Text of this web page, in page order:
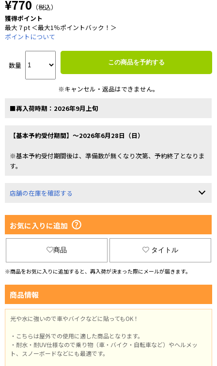
¥770 （税込）
獲得ポイント
最大 7 pt ＜最大1％ポイントバック！＞
ポイントについて
数量 この商品を予約する
※キャンセル・返品はできません。
■再入荷時期：2026年9月上旬
【基本予約受付期間】～2026年6月28日（日）
※基本予約受付期間後は、準備数が無くなり次第、予約終了となりま
す。
店舗の在庫を確認する
お気に入りに追加
商品 タイトル
※商品をお気に入りに追加すると、再入荷が決まった際にメールが届きます。
商品情報
光や水に強いので車やバイクなどに貼ってもOK！
・こちらは屋外での使用に適した商品となります。
・耐水・耐UV仕様なので乗り物（車・バイク・自転車など）やヘルメッ
ト、スノーボードなどにも最適です。